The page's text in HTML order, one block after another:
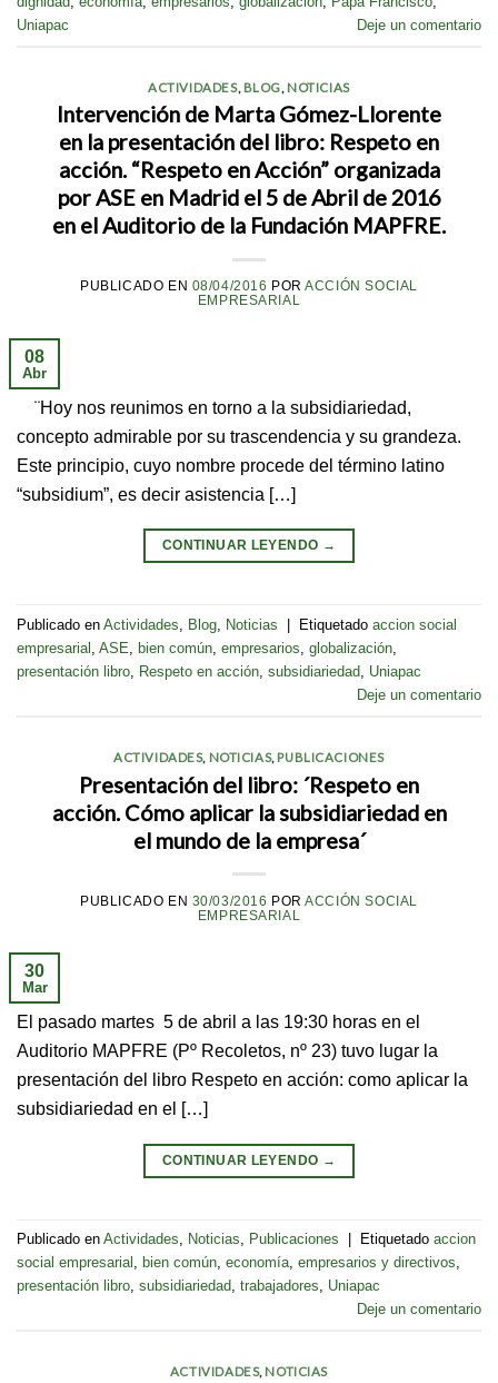
Uniapac
Deje un comentario
ACTIVIDADES, BLOG, NOTICIAS
Intervención de Marta Gómez-Llorente
en la presentación del libro: Respeto en
acción. “Respeto en Acción” organizada
por ASE en Madrid el 5 de Abril de 2016
en el Auditorio de la Fundación MAPFRE.
PUBLICADO EN 08/04/2016 PORACCIÓN SOCIAL
EMPRESARIAL
08
Abr
¨Hoy nos reunimos en torno a la subsidiariedad,
concepto admirable por su trascendencia y su grandeza.
Este principio, cuyo nombre procede del término latino
“subsidium”, es decir asistencia […]
CONTINUAR LEYENDO →
Publicado en Actividades Blog Noticias Etiquetado accion social
empresarial
ASE bien común empresarios globalización
presentación libro
Respeto en acción subsidiariedad
Uniapac
Deje un comentario
ACTIVIDADES, NOTICIAS, PUBLICACIONES
Presentación del libro: ´Respeto en
acción. Cómo aplicar la subsidiariedad en
el mundo de la empresa´
PUBLICADO EN 30/03/2016 PORACCIÓN SOCIAL
EMPRESARIAL
30
Mar
El pasado martes 5 de abril a las 19:30 horas en el
Auditorio MAPFRE (Pº Recoletos, nº 23) tuvo lugar la
presentación del libro Respeto en acción: como aplicar la
subsidiariedad en el […]
CONTINUAR LEYENDO →
Publicado en Actividades, Noticias, Publicaciones Etiquetado accion
social empresarial , bien común, economía, empresarios y directivos,
presentación libro, subsidiariedad, trabajadores, Uniapac
Deje un comentario
ACTIVIDADES, NOTICIAS